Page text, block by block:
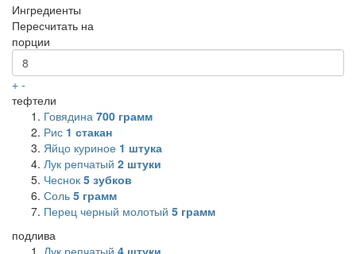
Ингредиенты
Пересчитать на
порции
+ -
тефтели
Говядина 700 грамм
Рис 1 стакан
Яйцо куриное 1 штука
Лук репчатый 2 штуки
Чеснок 5 зубков
Соль 5 грамм
Перец черный молотый 5 грамм
подлива
Лук репчатый 4 штуки